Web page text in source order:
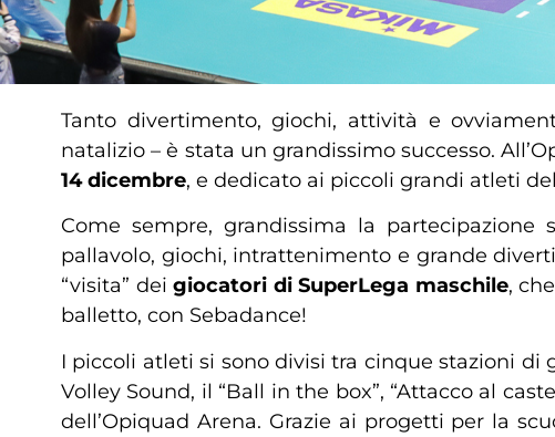
Tanto divertimento, giochi, attività e
natalizio – è stata un grandissimo successo.
14 dicembre, e dedicato ai piccoli grandi atleti
Come sempre, grandissima la
pallavolo, giochi, intrattenimento e grande
“visita” dei giocatori di SuperLega maschile,
balletto, con Sebadance!
I piccoli atleti si sono divisi tra cinque stazioni di
Volley Sound, il “Ball in the box”, “Attacco al
dell’Opiquad Arena. Grazie ai progetti per la